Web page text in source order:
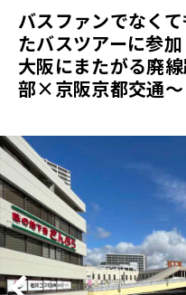
バスファンでなく
たバスツアーに参
大阪にまたがる廃
部×京阪京都交通～